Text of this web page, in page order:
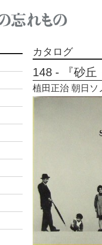
カタログ
148 - 『砂丘
植田正治 朝日ソ